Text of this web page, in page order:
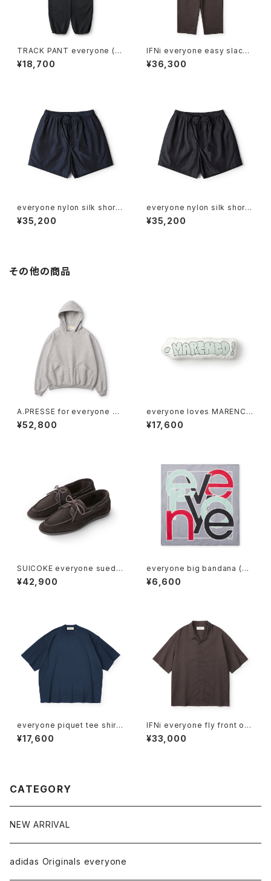
TRACK PANT everyone (B
LACK)
¥18,700
IFNi everyone easy slacks
(BROWN)
¥36,300
everyone nylon silk short
pants (NAVY)
¥35,200
everyone nylon silk short
pants (BLACK)
¥35,200
その他の商品
A.PRESSE for everyone Vin
tage Attached Hood Swea
t Parka (GRAY)
¥52,800
everyone loves MARENCO
throwie cushion by j.3000
0 (WHITE)
¥17,600
SUICOKE everyone suede
deck shoes (D.BROWN)
¥42,900
everyone big bandana (GR
AY)
¥6,600
everyone piquet tee shirt
(NAVY)
¥17,600
IFNi everyone fly front op
en collar shirt (BROWN)
¥33,000
CATEGORY
NEW ARRIVAL
adidas Originals everyone